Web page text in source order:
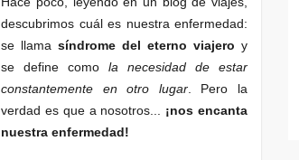
descubrimos cuál es nuestra enfermedad:
se llamasíndrome del eterno viajero y
se define comola necesidad de estar
constantemente en otro lugar. Pero la
verdad es que a nosotros... ¡nos encanta
nuestra enfermedad!